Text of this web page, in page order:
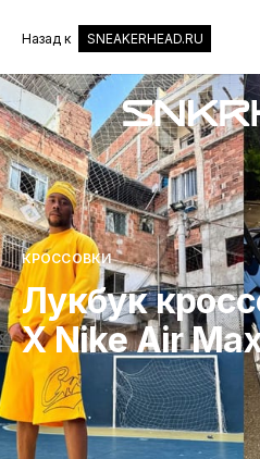
Назад к SNEAKERHEAD.RU
КРОССОВКИ
Лукбук
X Nike Air